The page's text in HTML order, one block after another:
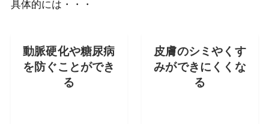
具体的には・・・
動脈硬化や糖尿病
を防ぐことができ
る
皮膚のシミやくす
みができにくくな
る